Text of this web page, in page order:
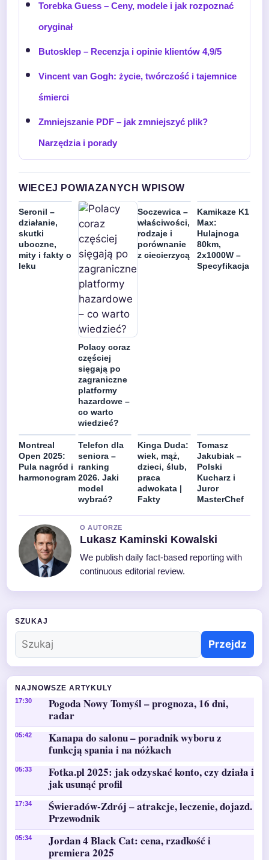
Torebka Guess – Ceny, modele i jak rozpoznać
oryginał
Butosklep – Recenzja i opinie klientów 4,9/5
Vincent van Gogh: życie, twórczość i tajemnice
śmierci
Zmniejszanie PDF – jak zmniejszyć plik?
Narzędzia i porady
WIECEJ POWIAZANYCH WPISOW
Seronil –
działanie,
skutki
uboczne,
mity i fakty o
leku
Polacy coraz
częściej
sięgają po
zagraniczne
platformy
hazardowe –
co warto
wiedzieć?
Soczewica –
właściwości,
rodzaje i
porównanie
z ciecierzycą
Kamikaze K1
Max:
Hulajnoga
80km,
2x1000W –
Specyfikacja
Montreal
Open 2025:
Pula nagród i
harmonogram
Telefon dla
seniora –
ranking
2026. Jaki
model
wybrać?
Kinga Duda:
wiek, mąż,
dzieci, ślub,
praca
adwokata |
Fakty
Tomasz
Jakubiak –
Polski
Kucharz i
Juror
MasterChef
O AUTORZE
Lukasz Kaminski Kowalski
We publish daily fact-based reporting with
continuous editorial review.
SZUKAJ
Przejdz
NAJNOWSZE ARTYKULY
17:30
Pogoda Nowy Tomyśl – prognoza, 16 dni,
radar
05:42
Kanapa do salonu – poradnik wyboru z
funkcją spania i na nóżkach
05:33
Fotka.pl 2025: jak odzyskać konto, czy działa i
jak usunąć profil
17:34
Świeradów-Zdrój – atrakcje, leczenie, dojazd.
Przewodnik
05:34
Jordan 4 Black Cat: cena, rzadkość i
premiera 2025